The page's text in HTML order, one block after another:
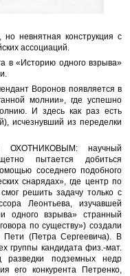
невнятная конструкция с
ассоциаций.
в «Историю одного взрыва»
Воронов появляется в
молнии», где успешно
И здесь как раз есть
исчезнувший из переделки
ОХОТНИКОВЫМ: научный
пытается добиться
соседнего подобного
снарядах», где центр по
решить задачу только с
Леонтьева, изучавшей
одного взрыва» странный
по существу») создали
Пети (Петра Сергеевича). В
группы кандидата физ.-мат.
подземных недр
его конкурента Петренко,